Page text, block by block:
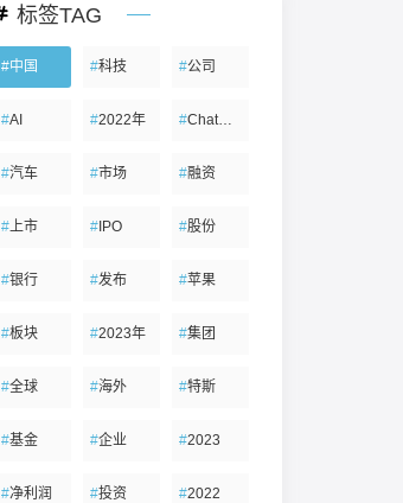
标签TAG
#中国 #科技 #公司
#AI #2022年 #ChatGPT
#汽车 #市场 #融资
#上市 #IPO #股份
#银行 #发布 #苹果
#板块 #2023年 #集团
#全球 #海外 #特斯
#基金 #企业 #2023
#净利润 #投资 #2022